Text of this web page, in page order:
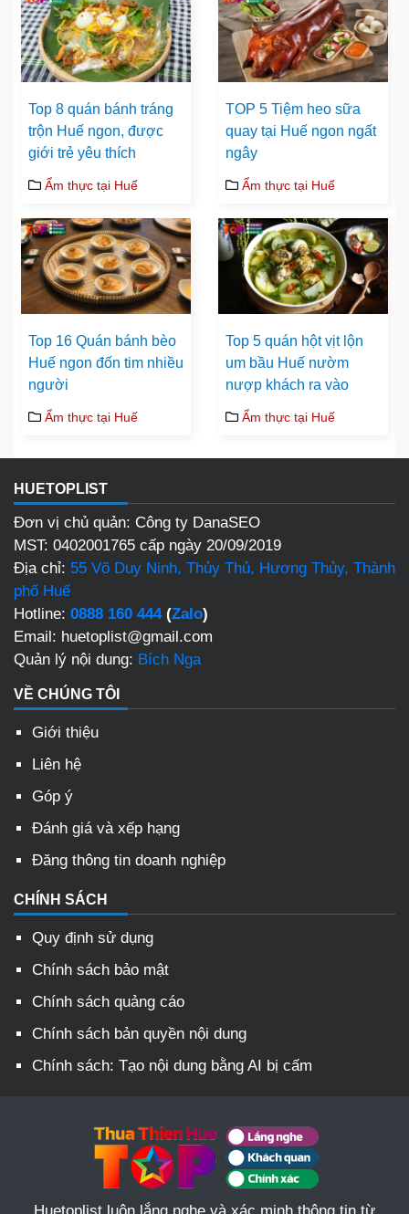
Top 8 quán bánh tráng
trộn Huế ngon, được
giới trẻ yêu thích
Ẩm thực tại Huế
TOP 5 Tiệm heo sữa
quay tại Huế ngon ngất
ngây
Ẩm thực tại Huế
Top 16 Quán bánh bèo
Huế ngon đốn tim nhiều
người
Ẩm thực tại Huế
Top 5 quán hột vịt lộn
um bầu Huế nườm
nượp khách ra vào
Ẩm thực tại Huế
HUETOPLIST
Đơn vị chủ quản: Công ty DanaSEO
MST: 0402001765 cấp ngày 20/09/2019
Địa chỉ: 55 Võ Duy Ninh, Thủy Thủ, Hương Thủy, Thành
phố Huế
Hotline: 0888 160 444(Zalo)
Email: huetoplist@gmail.com
Quản lý nội dung: Bích Nga
VỀ CHÚNG TÔI
Giới thiệu
Liên hệ
Góp ý
Đánh giá và xếp hạng
Đăng thông tin doanh nghiệp
CHÍNH SÁCH
Quy định sử dụng
Chính sách bảo mật
Chính sách quảng cáo
Chính sách bản quyền nội dung
Chính sách: Tạo nội dung bằng AI bị cấm